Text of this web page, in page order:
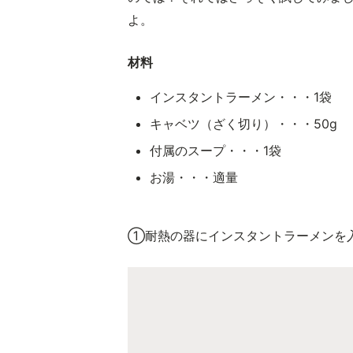
よ。
材料
インスタントラーメン・・・1袋
キャベツ（ざく切り）・・・50g
付属のスープ・・・1袋
お湯・・・適量
①耐熱の器にインスタントラーメンを